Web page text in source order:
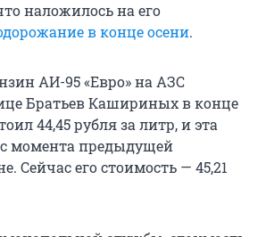
наложилось на его
в конце осени.
АИ-95 «Евро» на АЗС
Братьев Кашириных в конце
44,45 рубля за литр, и эта
момента предыдущей
Сейчас его стоимость — 45,21